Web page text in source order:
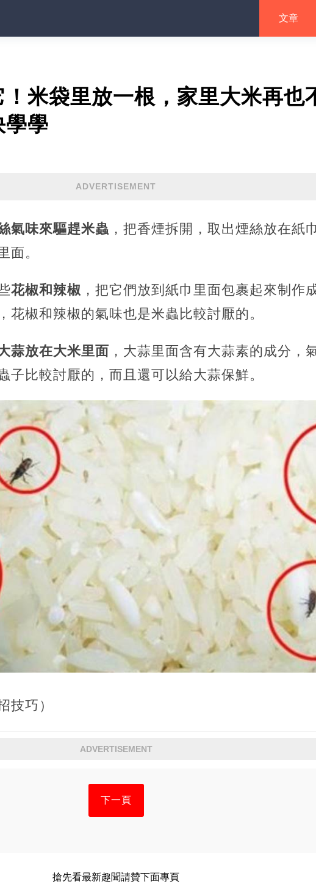
文章
米袋里放一根，家里大米再也
學學
ADVERTISEMENT
氣味來驅趕米蟲 ，把香煙拆開，取出煙絲放在紙
面。
花椒和辣椒 ，把它們放到紙巾里面包裹起來制作
花椒和辣椒的氣味也是米蟲比較討厭的。
蒜放在大米里面 ，大蒜里面含有大蒜素的成分，
子比較討厭的，而且還可以給大蒜保鮮。
技巧）
ADVERTISEMENT
下一頁
搶先看最新趣聞請贊下面專頁